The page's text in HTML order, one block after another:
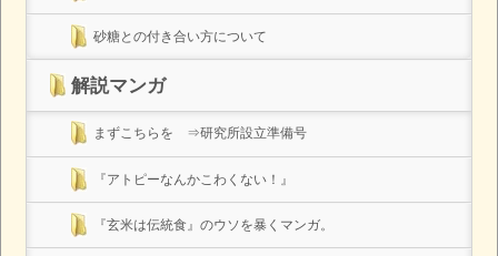
砂糖との付き合い方について
解説マンガ
まずこちらを ⇒研究所設立準備号
『アトピーなんかこわくない！』
『玄米は伝統食』のウソを暴くマンガ。